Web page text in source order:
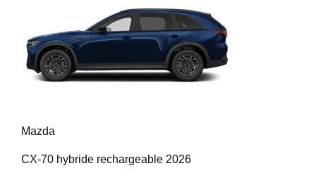
Mazda
CX-70 hybride rechargeable 2026